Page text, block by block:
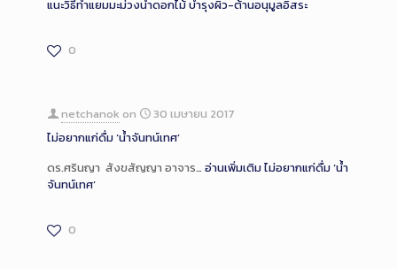
แนะวิธีทำแยมมะม่วงน้ำดอกไม้ บำรุงผิว-ต้านอนุมูลอิสระ
0
netchanok on
30 เมษายน 2017
ไม่อยากแก่ดื่ม ‘น้ำจันทน์เทศ’
ดร.ศรินญา สังขสัญญา อาจาร… อ่านเพิ่มเติมไม่อยากแก่ดื่ม ‘น้ำ
จันทน์เทศ’
0